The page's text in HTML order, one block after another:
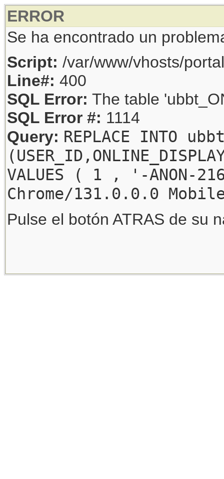
ERROR
Se ha encontrado un
Script: /var/www/vhosts/
Line#: 400
SQL Error: The table
SQL Error #: 1114
Query: REPLACE INTO
VALUES ( 1 , '-
Chrome/131.0.0.0
Pulse el botón ATRAS de su